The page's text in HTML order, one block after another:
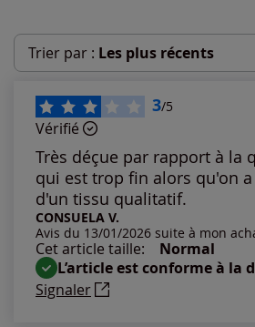
Trier par : Les plus récents
Les plus récents
Les plus anciens
Notes les plus élevées
Notes les plus basses
3/5
Vérifié
Très déçue par rapport à la
qui est trop fin alors qu'on
d'un tissu qualitatif.
CONSUELA V.
Avis du 13/01/2026 suite à mon
Cet article taille:
Normal
L’article est conforme à la
Signaler